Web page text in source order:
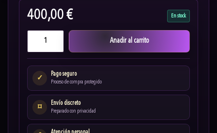
400,00 € En stock
Anadir al carrito
✓
Pago seguro
Proceso de compra protegido
⌑
Envío discreto
Preparado con privacidad